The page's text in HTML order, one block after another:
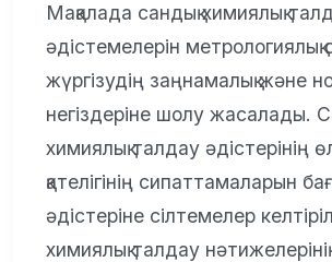
Мақалада сандық химиялық
әдістемелерін метрологиялық
жүргізудің заңнамалық және
негіздеріне шолу жасалады.
химиялық талдау әдістерінің
қателігінің сипаттамаларын
әдістеріне сілтемелер
химиялық талдау